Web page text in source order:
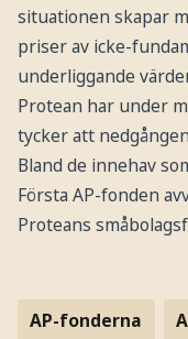
situationen skapar
priser av icke-
underliggande
Protean har under
tycker att
Bland de innehav
Första AP-fonden
Proteans
AP-fonderna